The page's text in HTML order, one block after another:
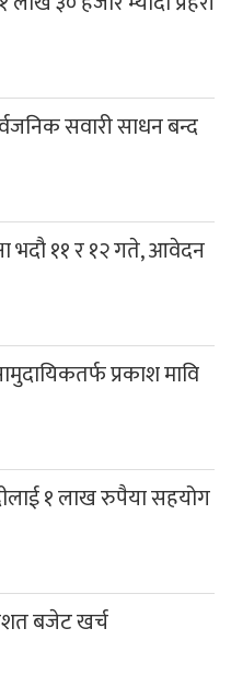
सवारी साधन बन्द
भदौ ११ र १२ गते, आवेदन
प्रकाश मावि
१ लाख रुपैया सहयोग
बजेट खर्च